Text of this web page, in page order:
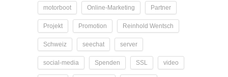
motorboot Online-Marketing Partner
Projekt Promotion Reinhold Wentsch
Schweiz seechat server
social-media Spenden SSL video